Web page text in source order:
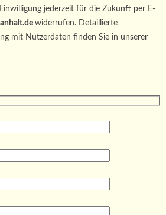
jederzeit für die Zukunft per E-
widerrufen. Detaillierte
mit Nutzerdaten finden Sie in unserer